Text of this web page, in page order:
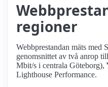
regioner
Webbprestandan mäts med
genomsnittet av två anrop
Mbit/s i centrala Göteborg),
Lighthouse Performance.